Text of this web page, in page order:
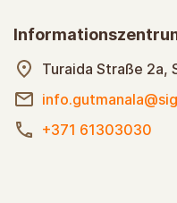
Turaida Straße 2a,
+371 61303030